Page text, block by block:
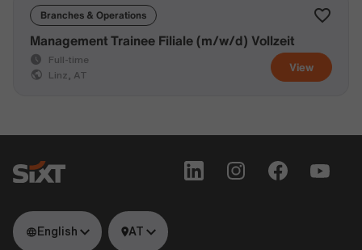
Branches & Operations
View
Management Trainee Filiale (m/w/d) Vollzeit
Full-time
Linz, AT
English AT